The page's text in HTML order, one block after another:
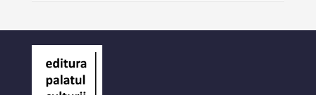
MediCult - Revista de mediere
culturală
MediCult - Revista de mediere